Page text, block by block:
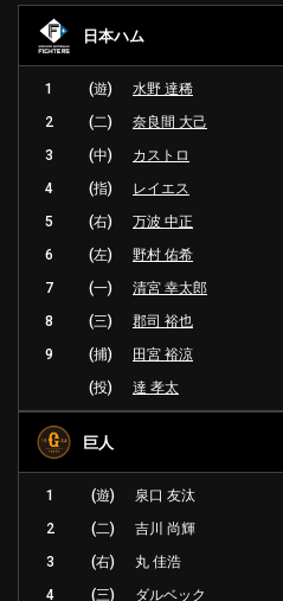
日本ハム
1 (遊) 水野 達稀
2
(二) 奈良間 大己
3
(中) カストロ
4
(指) レイエス
5
(右) 万波 中正
6
(左) 野村 佑希
7
(一) 清宮 幸太郎
8
(三) 郡司 裕也
9
(捕) 田宮 裕涼
(投)
達 孝太
巨人
1 (遊) 泉口 友汰
2
(二) 吉川 尚輝
3
(右) 丸 佳浩
4
(三) ダルベック